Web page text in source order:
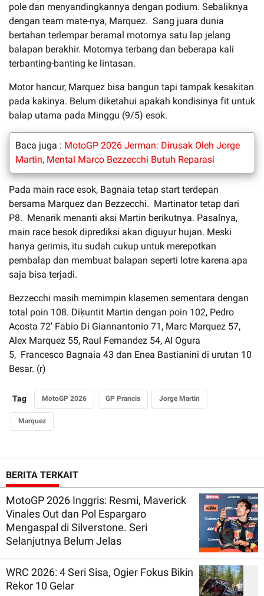
pole dan menyandingkannya dengan podium. Sebaliknya
dengan team mate-nya, Marquez. Sang juara dunia
bertahan terlempar beramal motornya satu lap jelang
balapan berakhir. Motornya terbang dan beberapa kali
terbanting-banting ke lintasan.
Motor hancur, Marquez bisa bangun tapi tampak kesakitan
pada kakinya. Belum diketahui apakah kondisinya fit untuk
balap utama pada Minggu (9/5) esok.
Baca juga : MotoGP 2026 Jerman: Dirusak Oleh Jorge
Martin, Mental Marco Bezzecchi Butuh Reparasi
Pada main race esok, Bagnaia tetap start terdepan
bersama Marquez dan Bezzecchi. Martinator tetap dari
P8. Menarik menanti aksi Martin berikutnya. Pasalnya,
main race besok diprediksi akan diguyur hujan. Meski
hanya gerimis, itu sudah cukup untuk merepotkan
pembalap dan membuat balapan seperti lotre karena apa
saja bisa terjadi.
Bezzecchi masih memimpin klasemen sementara dengan
total poin 108. Diķuntit Martin dengan poin 102, Pedro
Acosta 72' Fabio Di Giannantonio 71, Marc Marquez 57,
Alex Marquez 55, Raul Fernandez 54, AI Ogura
5, Francesco Bagnaia 43 dan Enea Bastianini di urutan 10
Besar. (r)
Tag MotoGP 2026 GP Prancis Jorge Martin
Marquez
BERITA TERKAIT
MotoGP 2026 Inggris: Resmi, Maverick
Vinales Out dan Pol Espargaro
Mengaspal di Silverstone. Seri
Selanjutnya Belum Jelas
WRC 2026: 4 Seri Sisa, Ogier Fokus Bikin
Rekor 10 Gelar